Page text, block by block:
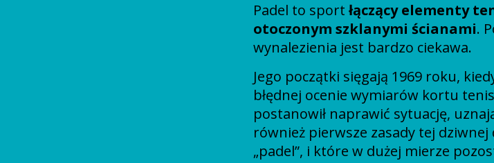
Padel to sport łączący elementy
otoczonym szklanymi ścianami.
wynalezienia jest bardzo ciekawa.
Jego początki sięgają 1969 roku,
błędnej ocenie wymiarów kortu
postanowił naprawić sytuację,
również pierwsze zasady tej dziwnej
„padel”, i które w dużej mierze